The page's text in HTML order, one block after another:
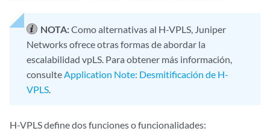
NOTA:Como alternativas al H-VPLS, Juniper
Networks ofrece otras formas de abordar la
escalabilidad vpLS. Para obtener más información,
consulteApplication Note: Desmitificación de H-
VPLS.
H-VPLS define dos funciones o funcionalidades: